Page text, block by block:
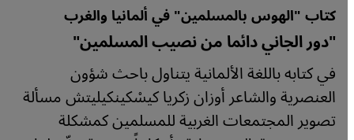
كتاب "الهوس بالمسلمين" في ألمانيا والغرب
"دور الجاني دائما من نصيب المسلمين"
في كتابه باللغة الألمانية يتناول باحث شؤون
العنصرية والشاعر أوزان زكريا كيسْكينكيليتش مسألة
تصوير المجتمعات الغربية للمسلمين كمشكلة